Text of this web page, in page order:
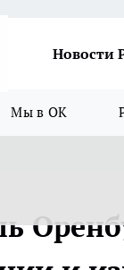
Новости
Мы в ОК